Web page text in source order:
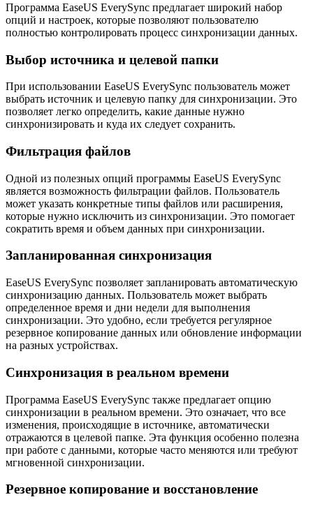
Программа EaseUS EverySync предлагает широкий набор
опций и настроек, которые позволяют пользователю
полностью контролировать процесс синхронизации данных.
Выбор источника и целевой папки
При использовании EaseUS EverySync пользователь может
выбрать источник и целевую папку для синхронизации. Это
позволяет легко определить, какие данные нужно
синхронизировать и куда их следует сохранить.
Фильтрация файлов
Одной из полезных опций программы EaseUS EverySync
является возможность фильтрации файлов. Пользователь
может указать конкретные типы файлов или расширения,
которые нужно исключить из синхронизации. Это помогает
сократить время и объем данных при синхронизации.
Запланированная синхронизация
EaseUS EverySync позволяет запланировать автоматическую
синхронизацию данных. Пользователь может выбрать
определенное время и дни недели для выполнения
синхронизации. Это удобно, если требуется регулярное
резервное копирование данных или обновление информации
на разных устройствах.
Синхронизация в реальном времени
Программа EaseUS EverySync также предлагает опцию
синхронизации в реальном времени. Это означает, что все
изменения, происходящие в источнике, автоматически
отражаются в целевой папке. Эта функция особенно полезна
при работе с данными, которые часто меняются или требуют
мгновенной синхронизации.
Резервное копирование и восстановление